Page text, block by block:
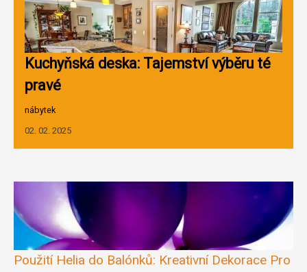
Kuchyňská deska: Tajemství výběru té
pravé
nábytek
02. 02. 2025
Použití Helia do Balónků: Kreativní Dekorace Pro